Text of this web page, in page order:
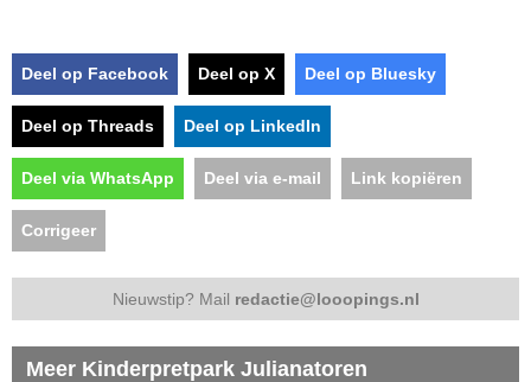
Deel op Facebook Deel op X Deel op Bluesky
Deel op Threads Deel op LinkedIn
Deel via WhatsApp Deel via e-mail Link kopiëren
Corrigeer
Nieuwstip? Mail redactie@looopings.nl
Meer Kinderpretpark Julianatoren